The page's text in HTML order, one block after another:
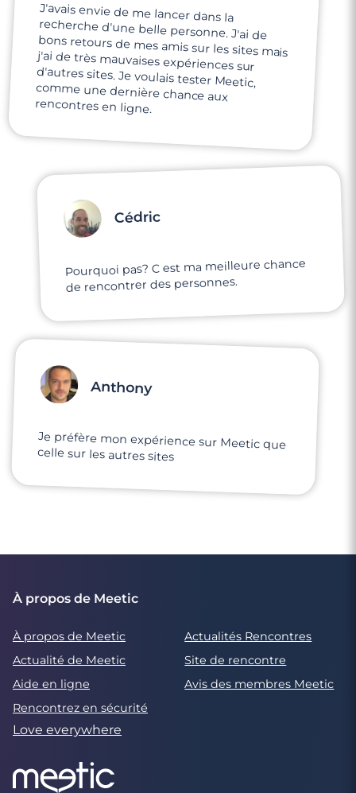
J'avais envie de me lancer dans la
recherche d'une belle personne. J'ai de
bons retours de mes amis sur les sites mais
j'ai de très mauvaises expériences sur
d'autres sites. Je voulais tester Meetic,
comme une dernière chance aux
rencontres en ligne.
Cédric
Pourquoi pas? C est ma meilleure chance
de rencontrer des personnes.
Anthony
Je préfère mon expérience sur Meetic que
celle sur les autres sites
À propos de Meetic
À propos de Meetic
Actualités Rencontres
Actualité de Meetic
Site de rencontre
Aide en ligne
Avis des membres Meetic
Rencontrez en sécurité
Love everywhere